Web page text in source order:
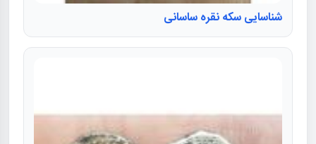
شناسایی سکه نقره ساسانی